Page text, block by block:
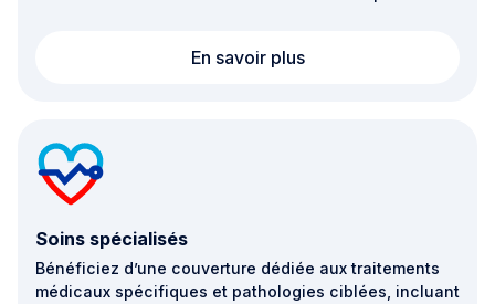
En savoir plusMobilité et
Soins spécialisés
Bénéficiez d’une couverture dédiée aux traitements
médicaux spécifiques et pathologies ciblées, incluant